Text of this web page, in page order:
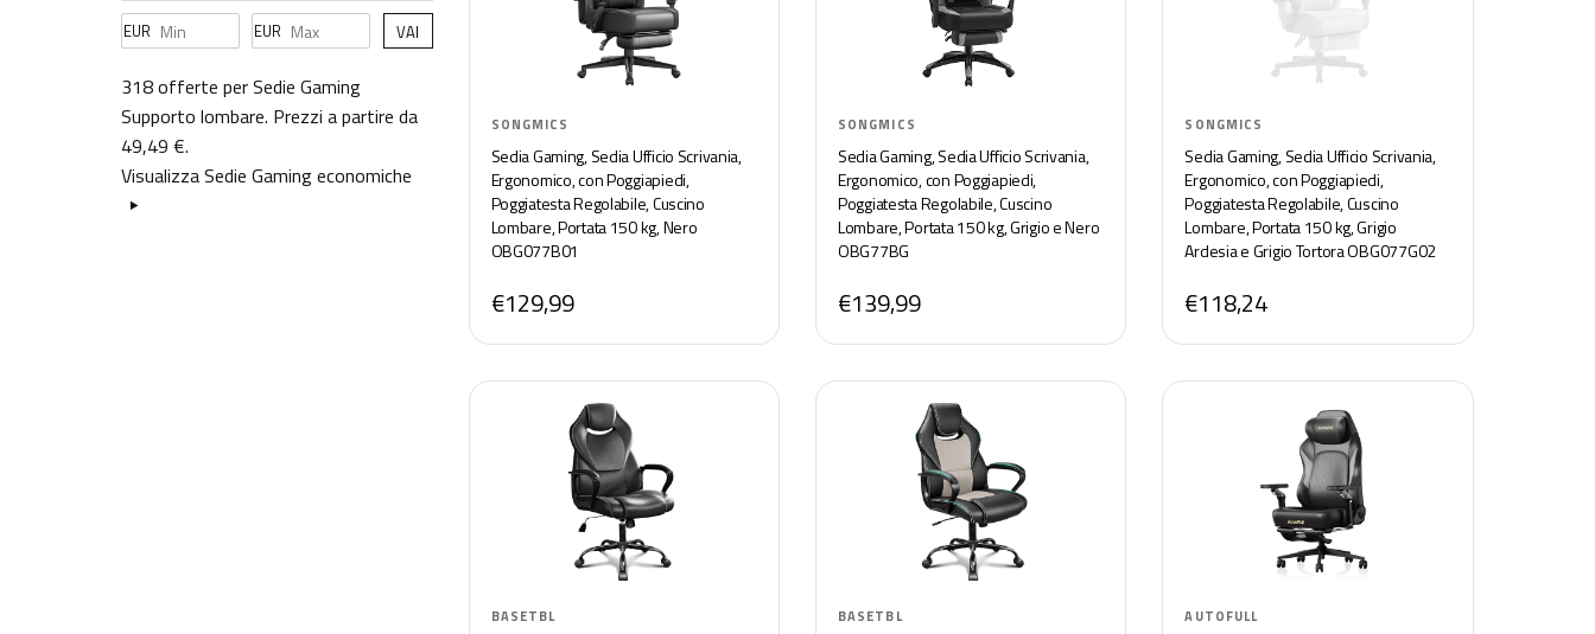
EUR EUR VAI
318 offerte per Sedie Gaming
Supporto lombare. Prezzi a partire da
49,49 €.
Visualizza Sedie Gamingeconomiche
SONGMICS
Sedia Gaming, Sedia Ufficio Scrivania,
Ergonomico, con Poggiapiedi,
Poggiatesta Regolabile, Cuscino
Lombare, Portata 150 kg, Nero
OBG077B01
€129,99
SONGMICS
Sedia Gaming, Sedia Ufficio Scrivania,
Ergonomico, con Poggiapiedi,
Poggiatesta Regolabile, Cuscino
Lombare, Portata 150 kg, Grigio e Nero
OBG77BG
€139,99
SONGMICS
Sedia Gaming, Sedia Ufficio Scrivania,
Ergonomico, con Poggiapiedi,
Poggiatesta Regolabile, Cuscino
Lombare, Portata 150 kg, Grigio
Ardesia e Grigio Tortora OBG077G02
€118,24
BASETBL BASETBL AUTOFULL